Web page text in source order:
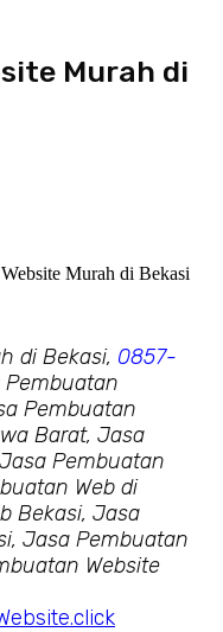
Murah di
di Bekasi, 0857-
Pembuatan
Pembuatan
Barat, Jasa
Pembuatan
Web di
Bekasi, Jasa
Jasa Pembuatan
Website